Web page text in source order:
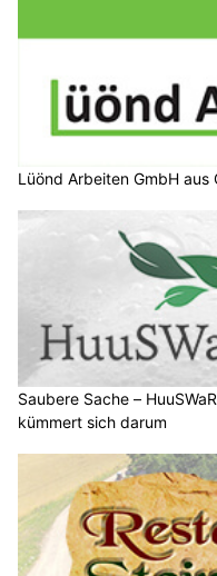
Lüönd Arbeiten GmbH
Saubere Sache –
kümmert sich darum